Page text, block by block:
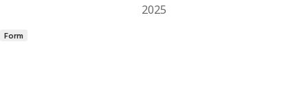
2025
Form